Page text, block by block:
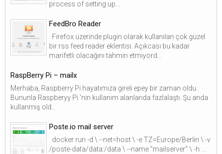
process of setting up...
FeedBro Reader
Firefox üzerinde plugin olarak kullanılan çok güzel
bir rss feed reader eklentisi. Açıkcası bu kadar
marifetli olacağını tahmin etmiyord...
RaspBerry Pi – mailx
Merhaba, Raspberry Pi hayatımıza gireli epey bir zaman oldu.
Bununla Raspberyy Pi ‘nin kullanım alanlarıda fazlalaştı. Şu anda
kullanmış old...
Poste.io mail server
docker run -d \ --net=host \ -e TZ=Europe/Berlin \ -v
/poste-data/data:/data \ --name "mailserver" \ -h ...